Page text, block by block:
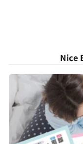
Nice